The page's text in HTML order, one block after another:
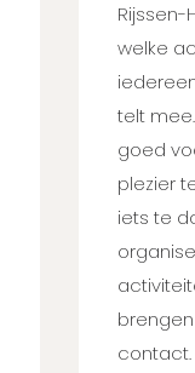
Rijssen-
welke
telt
goed
plezier
iets te
contact.